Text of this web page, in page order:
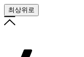
최상위로